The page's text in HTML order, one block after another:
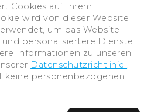
Association /
/ Hiroshima City .
reserved
Cookies auf Ihrem
wird von dieser Website
um das Website-
personalisiertere Dienste
Informationen zu unseren
Datenschutzrichtlinie .
keine personenbezogenen